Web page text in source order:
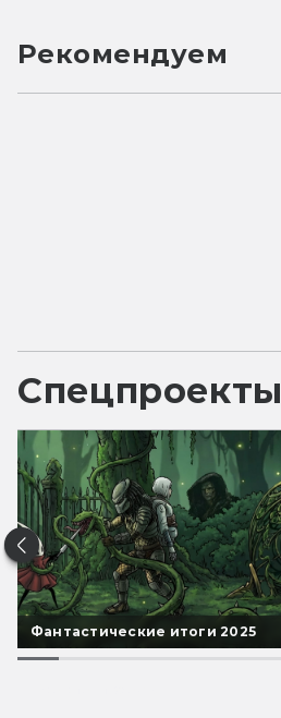
Рекомендуем
Спецпроекты
Фантастические итоги 2025